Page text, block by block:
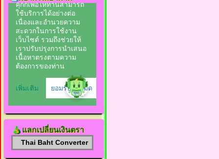
แลกเปลี่ยนเงินตรา
Thai Baht Converter